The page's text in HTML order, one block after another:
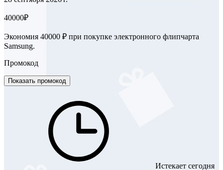
40000₽
Экономия 40000 ₽ при покупке электронного флипчарта
Samsung.
Промокод
Показать промокод
Истекает сегодня